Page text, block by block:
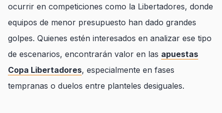
ocurrir en competiciones como la Libertadores, donde
equipos de menor presupuesto han dado grandes
golpes. Quienes estén interesados en analizar ese tipo
de escenarios, encontrarán valor en las apuestas
Copa Libertadores, especialmente en fases
tempranas o duelos entre planteles desiguales.